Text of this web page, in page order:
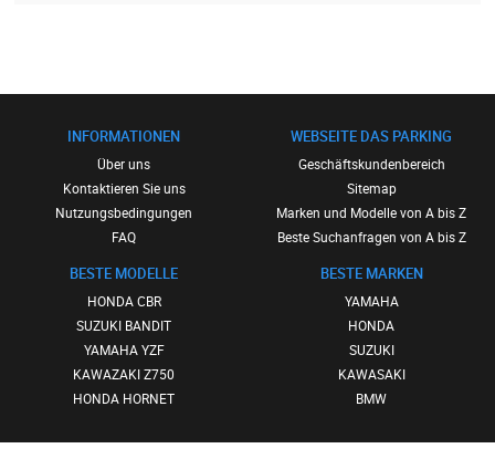
INFORMATIONEN
Über uns
Kontaktieren Sie uns
Nutzungsbedingungen
FAQ
BESTE MODELLE
HONDA CBR
SUZUKI BANDIT
YAMAHA YZF
KAWAZAKI Z750
HONDA HORNET
WEBSEITE DAS PARKING
Geschäftskundenbereich
Sitemap
Marken und Modelle von A bis Z
Beste Suchanfragen von A bis Z
BESTE MARKEN
YAMAHA
HONDA
SUZUKI
KAWASAKI
BMW